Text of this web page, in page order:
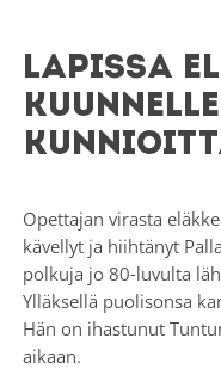
Lapissa
Opettajan virasta
kävellyt ja hiihtänyt
polkuja jo 80-luvulta
Ylläksellä puolisonsa
Hän on ihastunut
aikaan.